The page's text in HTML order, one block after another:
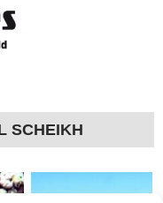
SCHEIKH